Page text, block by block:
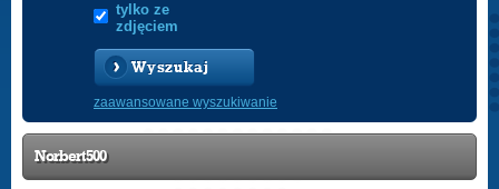
tylko ze
zdjęciem
Wyszukaj
zaawansowane wyszukiwanie
Norbert500